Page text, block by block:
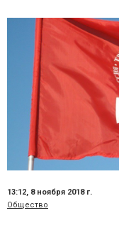
13:12, 8 ноября 2018 г.
Общество